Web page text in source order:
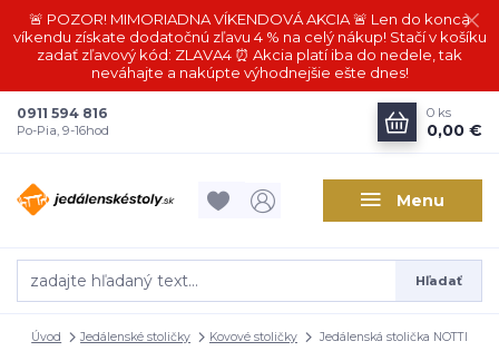
🚨 POZOR! MIMORIADNA VÍKENDOVÁ AKCIA 🚨 Len do konca
víkendu získate dodatočnú zľavu 4 % na celý nákup! Stačí v košíku
zadať zľavový kód: ZLAVA4 ⏰ Akcia platí iba do nedele, tak
neváhajte a nakúpte výhodnejšie ešte dnes!
Menu
Hľadať
0911 594 816
Po-Pia, 9-16hod
0 ks
0,00 €
Úvod Jedálenské stoličky Kovové stoličky
Jedálenská stolička NOTTI